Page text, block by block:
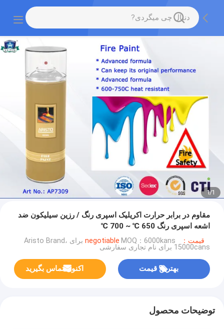
1
/
1
مقاوم در برابر حرارت اکریلیک اسپری رنگ / رزین سیلیکون ضد
اشعه اسپری رنگ 650 ℃ ~ 700 ℃
قیمت：negotiable MOQ：6000kans برای Aristo Brand،
15000cans برای نام تجاری سفارشی
بهترین قیمت اکنون تماس بگیرید
توضیحات محصول